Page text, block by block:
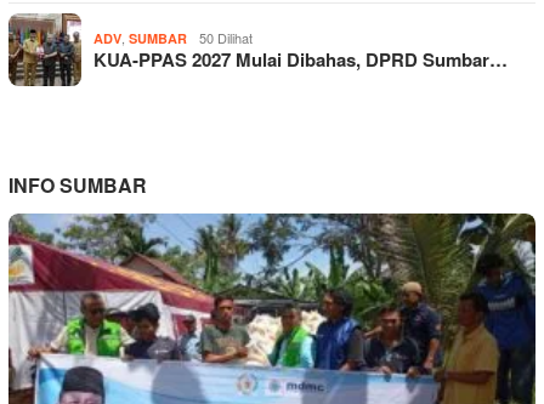
ADV, SUMBAR 50 Dilihat
KUA-PPAS 2027 Mulai Dibahas, DPRD Sumbar…
INFO SUMBAR